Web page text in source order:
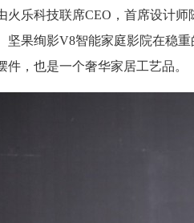
火乐科技联席CEO，首席设计
坚果绚影V8智能家庭影院在稳
件，也是一个奢华家居工艺品。